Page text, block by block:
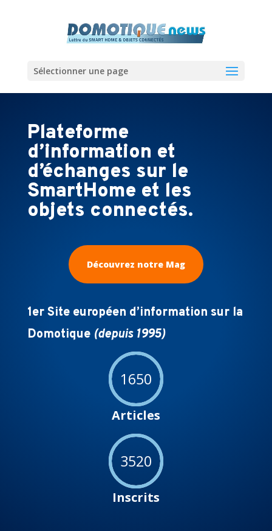
Sélectionner une page
Plateforme
d’information et
d’échanges sur le
SmartHome et les
objets connectés.
Découvrez notre Mag
1er Site européen d’information sur la
Domotique (depuis 1995)
1650
Articles
3520
Inscrits